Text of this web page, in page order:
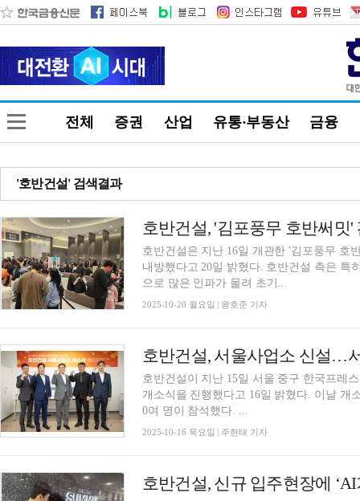
전체 증권 산업 유통·부동산 금융
'호반건설' 검색결과
호반건설, '김포풍무 호반써밋'
호반건설은 지난 16일 개관한 '김포풍무 호
내방했다고 20일 밝혔다. 호반건설 측은 특
으로 많은 인파가 몰려 초기...
2025-10-20 월요일 | 왕호준 기자
호반건설, 서울사업소 신설…
호반건설이 지난 15일 서울 중구 한국프레스센터에서 도시정비사업 확대
개소식을 진행했다고 16일 밝혔다. 이날 개
0여 명이 참석했다. ...
2025-10-16 목요일 | 주현태 기자